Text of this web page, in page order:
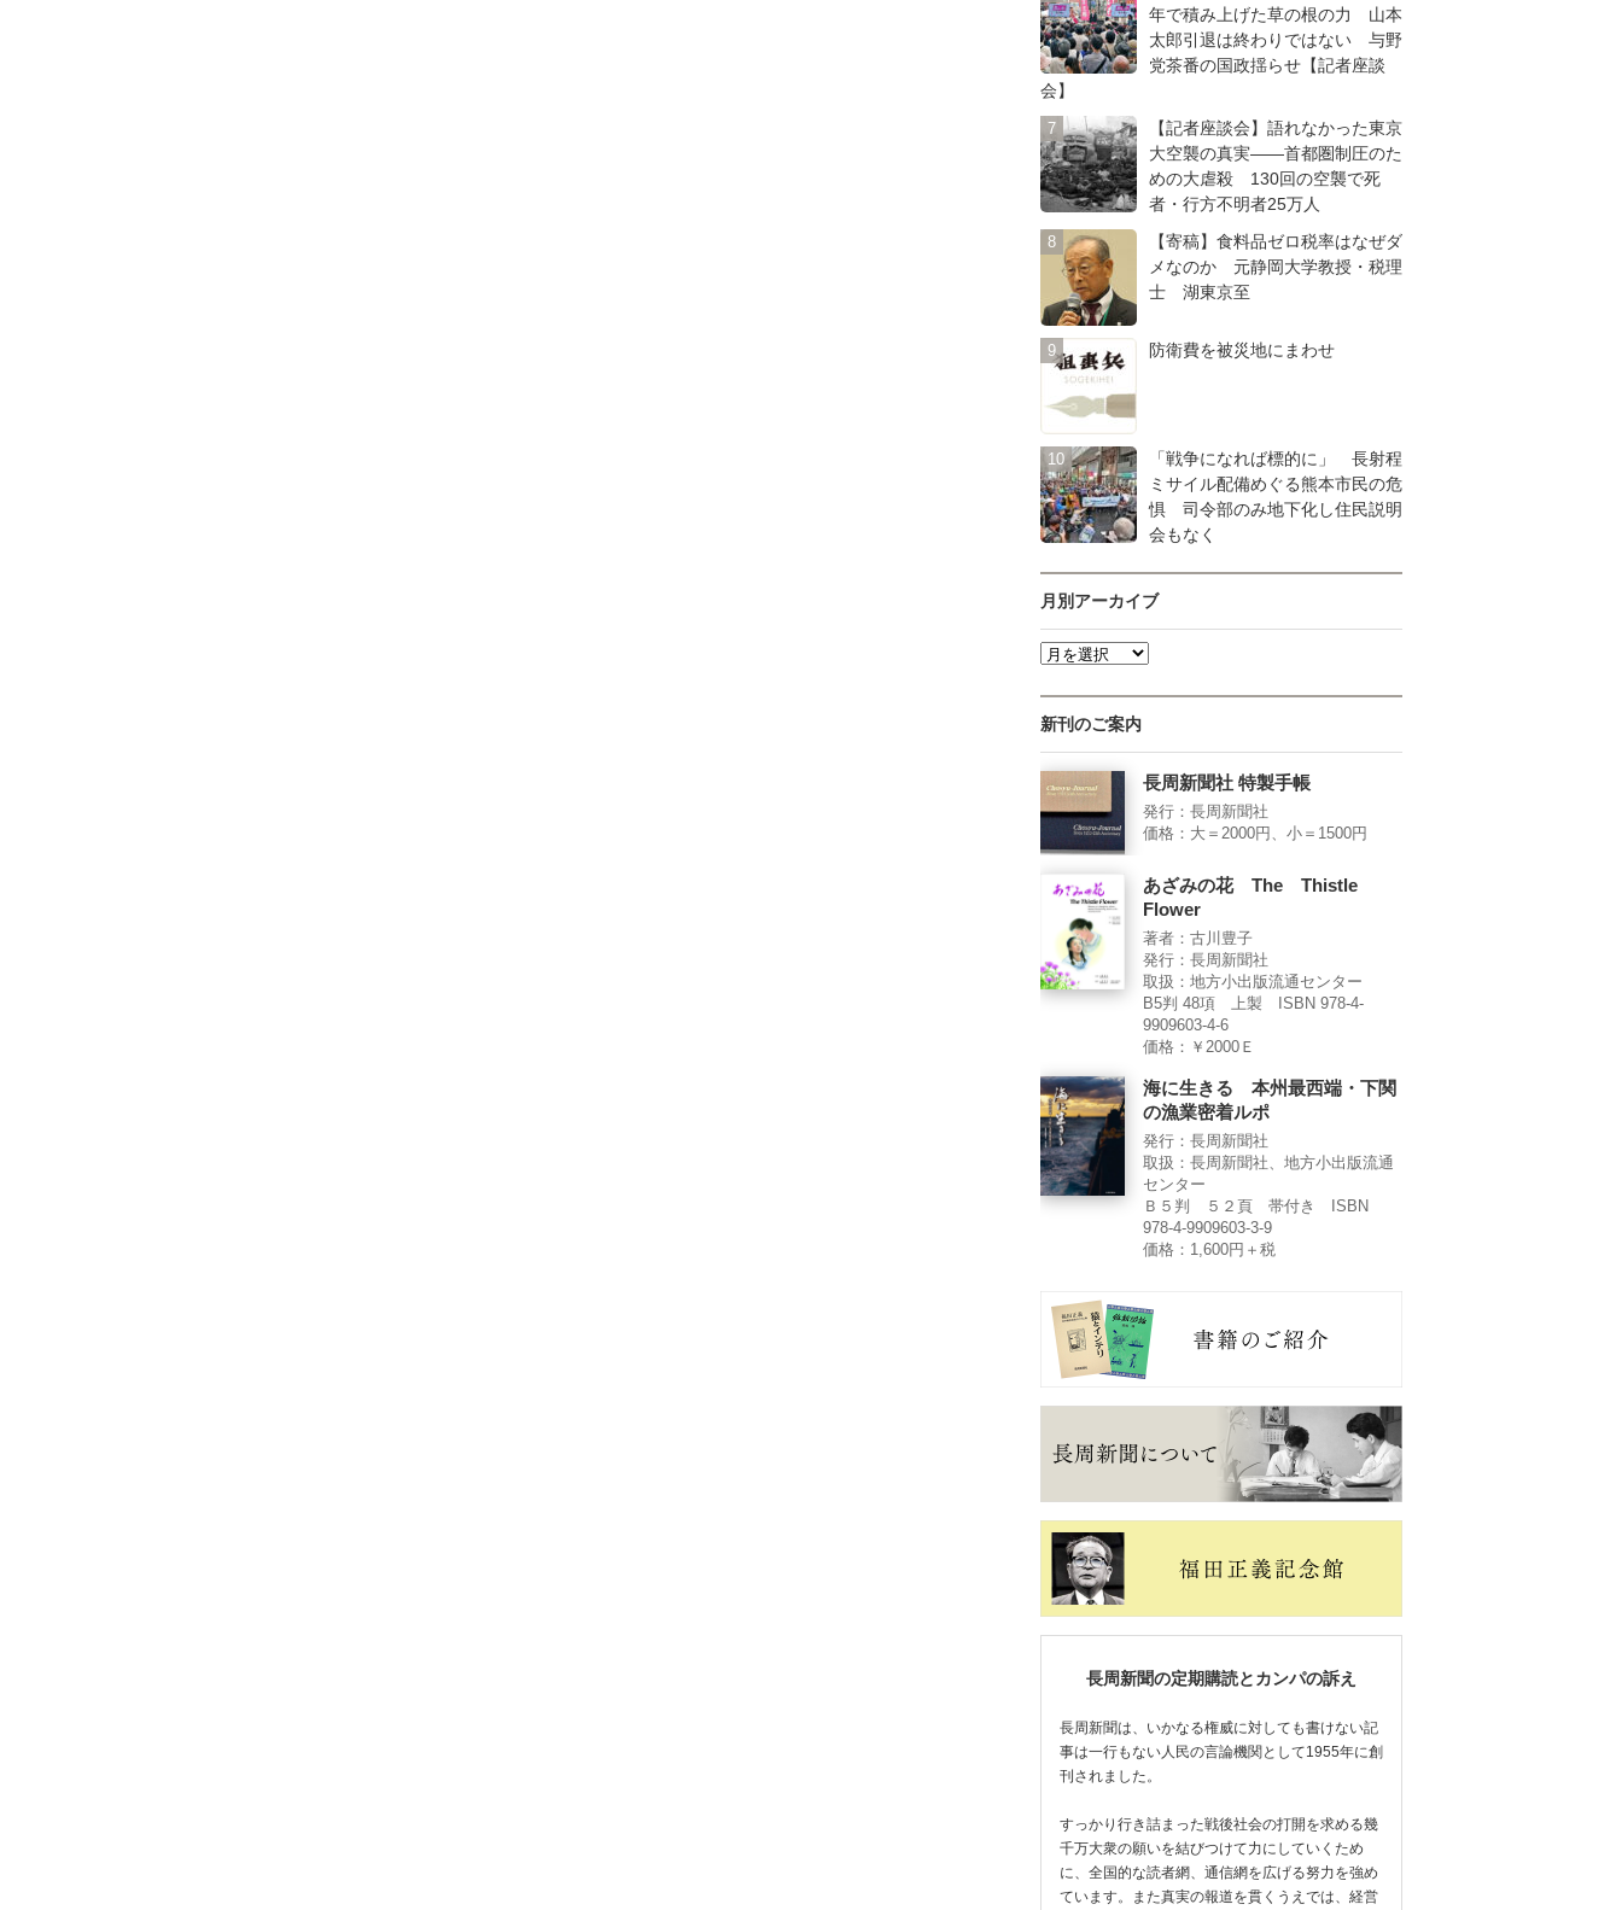
年で積み上げた草の根の力 山本
太郎引退は終わりではない 与野
党茶番の国政揺らせ【記者座談
会】
【記者座談会】語れなかった東京
大空襲の真実――首都圏制圧のた
めの大虐殺 130回の空襲で死
者・行方不明者25万人
【寄稿】食料品ゼロ税率はなぜダ
メなのか 元静岡大学教授・税理
士 湖東京至
防衛費を被災地にまわせ
「戦争になれば標的に」 長射程
ミサイル配備めぐる熊本市民の危
惧 司令部のみ地下化し住民説明
会もなく
月別アーカイブ
新刊のご案内
長周新聞社 特製手帳
発行：長周新聞社
価格：大＝2000円、小＝1500円
あざみの花 The Thistle
Flower
著者：古川豊子
発行：長周新聞社
取扱：地方小出版流通センター
B5判 48項 上製 ISBN 978-4-
9909603-4-6
価格：￥2000Ｅ
海に生きる 本州最西端・下関
の漁業密着ルポ
発行：長周新聞社
取扱：長周新聞社、地方小出版流通
センター
Ｂ５判 ５２頁 帯付き ISBN
978-4-9909603-3-9
価格：1,600円＋税
長周新聞の定期購読とカンパの訴え
長周新聞は、いかなる権威に対しても書けない記
事は一行もない人民の言論機関として1955年に創
刊されました。
すっかり行き詰まった戦後社会の打開を求める幾
千万大衆の願いを結びつけて力にしていくため
に、全国的な読者網、通信網を広げる努力を強め
ています。また真実の報道を貫くうえでは、経営